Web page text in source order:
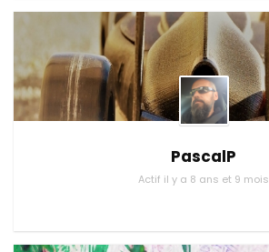
PascalP
Actif il y a 8 ans et 9 mois